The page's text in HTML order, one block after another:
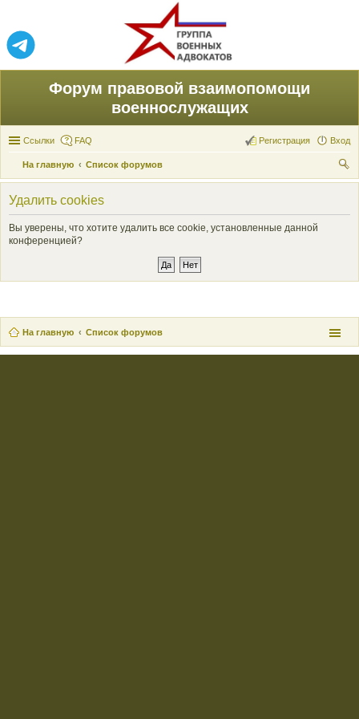
Форум правовой взаимопомощи
военнослужащих
Ссылки FAQ Вход
Регистрация
На главную
Список форумов
ои
Удалить cookies
Вы уверены, что хотите удалить все cookie, установленные данной
конференцией?
На главную Список форумов